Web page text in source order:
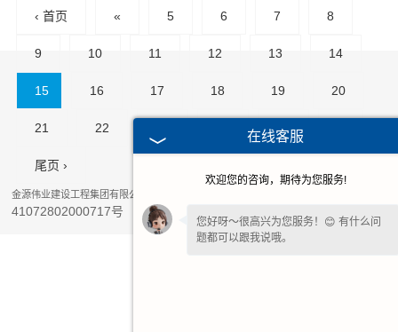
‹ 首页 « 5 6 7 8
9 10 11 12 13 14
15 16 17 18 19 20
21 22 25
尾页 ›
金源伟业建设工程集团有限公司© 版权所有 Copyright © 2026
41072802000717号
豫ICP备2022018925号-1
在线客服
欢迎您的咨询，期待为您服务!
您好呀～很高兴为您服务！😊 有什么问
题都可以跟我说哦。